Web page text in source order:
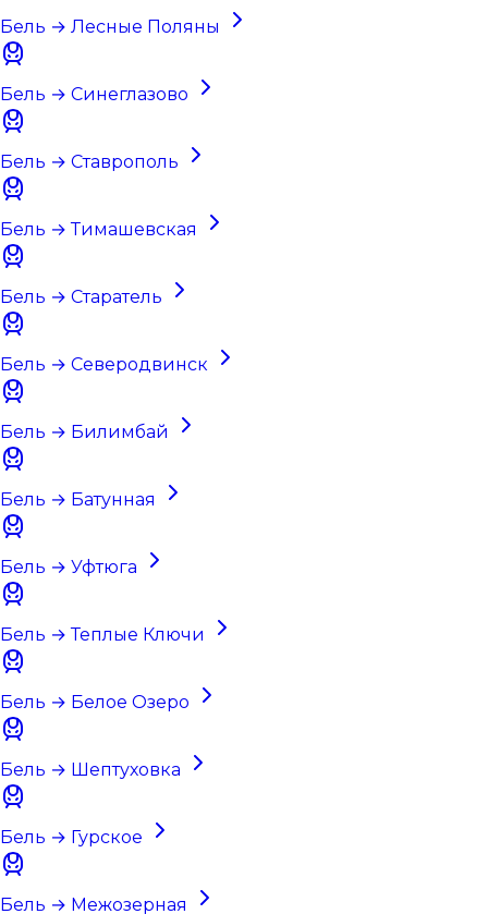
Бель → Лесные Поляны
Бель → Синеглазово
Бель → Ставрополь
Бель → Тимашевская
Бель → Старатель
Бель → Северодвинск
Бель → Билимбай
Бель → Батунная
Бель → Уфтюга
Бель → Теплые Ключи
Бель → Белое Озеро
Бель → Шептуховка
Бель → Гурское
Бель → Межозерная